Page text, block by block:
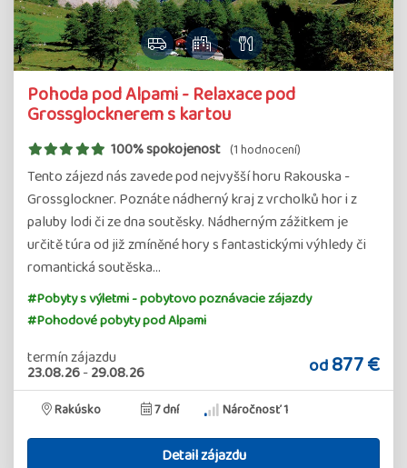
Pohoda pod Alpami - Relaxace pod
Grossglocknerem s kartou
100% spokojenost (1 hodnocení)
Tento zájezd nás zavede pod nejvyšší horu Rakouska -
Grossglockner. Poznáte nádherný kraj z vrcholků hor i z
paluby lodi či ze dna soutěsky. Nádherným zážitkem je
určitě túra od již zmíněné hory s fantastickými výhledy či
romantická soutěska…
#Pobyty s výletmi - pobytovo poznávacie zájazdy
#Pohodové pobyty pod Alpami
termín zájazdu
23.08.26-29.08.26 od877 €
Rakúsko 7 dní Náročnosť 1
Detail zájazdu